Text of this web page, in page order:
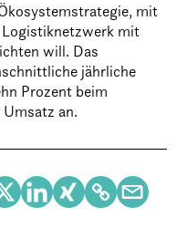
mit
Logistiknetzwerk mit
will. Das
jährliche
Prozent beim
an.